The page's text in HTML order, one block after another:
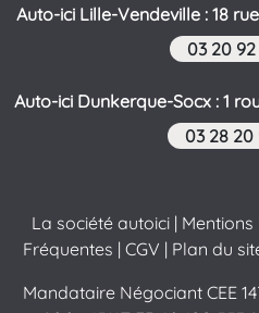
Auto-ici Lille-Vendeville : 18
03 20 92
Auto-ici Dunkerque-Socx : 1
03 28 20
La société autoici |
Fréquentes | CGV | Plan du
Mandataire Négociant CEE